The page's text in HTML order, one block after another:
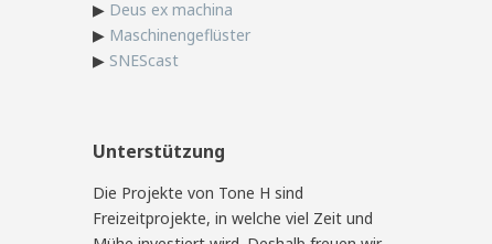
▶ Deus ex machina
▶ Maschinengeflüster
▶ SNEScast
Unterstützung
Die Projekte von Tone H sind
Freizeitprojekte, in welche viel Zeit und